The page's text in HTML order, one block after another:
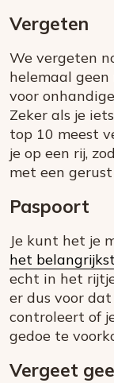
Vergeten
We vergeten
helemaal
voor
Zeker als je
top 10 meest
je op een rij,
met een
Paspoort
Je kunt het je
het
echt in het
er dus voor
controleert of
gedoe te
Vergeet